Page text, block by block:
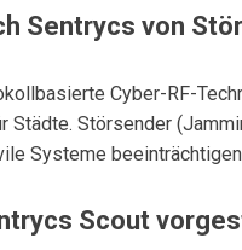
Sentrycs von
Cyber-RF-
Städte. Störsender
Systeme
Scout